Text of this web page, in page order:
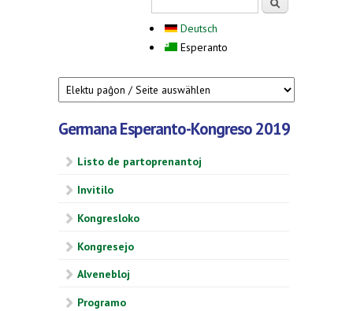
Deutsch
Esperanto
Germana Esperanto-Kongreso 2019
Listo de partoprenantoj
Invitilo
Kongresloko
Kongresejo
Alvenebloj
Programo